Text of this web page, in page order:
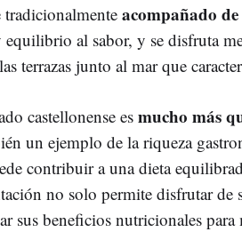
tradicionalmente acompañado
equilibrio al sabor, y se disfruta
terrazas junto al mar que
castellonense es mucho más
un ejemplo de la riqueza
contribuir a una dieta
no solo permite disfrutar de
sus beneficios nutricionales para